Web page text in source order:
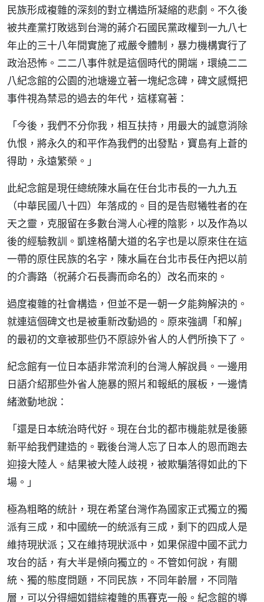
民族形成複雜的深刻的對立構造所凝縮的悲劇。不久後
被共產黨打敗逃到台灣的蔣介石國民黨政權到一九八七
年止的三十八年間實施了戒嚴令體制，暴力機構實行了
政治恐怖。二二八事件就是這個時代的開端，環繞二二
八紀念館的公園的池塘邊立著一塊紀念碑，碑文感慨把
事件視為禁忌的過去的年代，這樣寫著：
「今後，我們不分你我，相互扶持，用最大的誠意消除
仇恨，將永久的和平作為我們的出發點，寶島有上蒼的
得助，永遠繁榮。」
此紀念館是現任總統陳水扁在任台北市長的一九九五
（中華民國八十四）年落成的。目的是告慰犧牲者的在
天之靈，克服留在多數台灣人心裡的陰影，以及作為以
後的經驗教訓。凱達格蘭大道的名字也是以原來住在這
一帶的原住民族的名字，陳水扁在台北市長任內把以前
的介壽路（祝蔣介石長壽而命名的）改名而來的。
過度複雜的社會構造，但並不是一朝一夕能夠解決的。
就連這個碑文也是被重新改動過的。原來強調「和解」
的最初的文章被那些仍不原諒外省人的人們所換下了。
紀念館有一位日本語非常流利的台灣人解說員。一邊用
日語介紹那些外省人施暴的照片和報紙的展板，一邊情
緒激動地說：
「還是日本統治時代好。現在台北的都市機能就是後籐
新平給我們建造的。戰後台灣人忘了日本人的恩而跑去
迎接大陸人。結果被大陸人歧視，被欺騙落得如此的下
場。」
極為粗略的統計，現在希望台灣作為國家正式獨立的獨
派有三成，和中國統一的統派有三成，剩下的四成人是
維持現狀派；又在維持現狀派中，如果保證中國不武力
攻台的話，有大半是傾向獨立的。不管如何說，有關
統、獨的態度問題，不同民族，不同年齡層，不同階
層，可以分得細如錯綜複雜的馬賽克一般。紀念館的導